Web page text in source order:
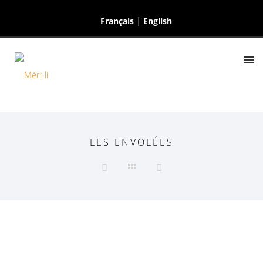
Français English
LES ENVOLÉES